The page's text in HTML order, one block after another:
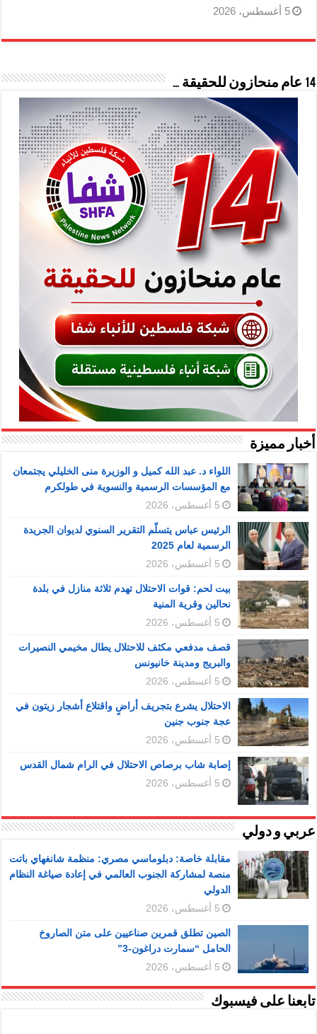
5 أغسطس، 2026
14 عام منحازون للحقيقة …
أخبار مميزة
اللواء د. عبد الله كميل و الوزيرة منى الخليلي يجتمعان
مع المؤسسات الرسمية والنسوية في طولكرم
5 أغسطس، 2026
الرئيس عباس يتسلّم التقرير السنوي لديوان الجريدة
الرسمية لعام 2025
5 أغسطس، 2026
بيت لحم: قوات الاحتلال تهدم ثلاثة منازل في بلدة
نحالين وقرية المنية
5 أغسطس، 2026
قصف مدفعي مكثف للاحتلال يطال مخيمي النصيرات
والبريج ومدينة خانيونس
5 أغسطس، 2026
الاحتلال يشرع بتجريف أراضٍ واقتلاع أشجار زيتون في
عجة جنوب جنين
5 أغسطس، 2026
إصابة شاب برصاص الاحتلال في الرام شمال القدس
5 أغسطس، 2026
عربي و دولي
مقابلة خاصة: دبلوماسي مصري: منظمة شانغهاي باتت
منصة لمشاركة الجنوب العالمي في إعادة صياغة النظام
الدولي
5 أغسطس، 2026
الصين تطلق قمرين صناعيين على متن الصاروخ
الحامل “سمارت دراغون-3”
5 أغسطس، 2026
تابعنا على فيسبوك